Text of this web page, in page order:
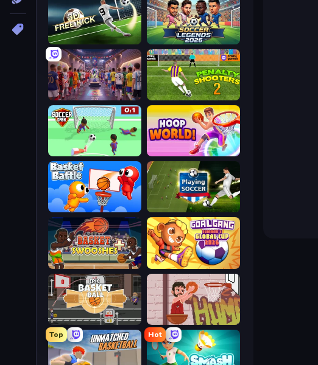
Soccer Legends 2026
Free Kick Classic (3D Free Kick)
Penalty Shooters 2
CG FC 26
Hoop World 3D
Soccer Dash
Playing Soccer
Basket Battle
Goal Gang
Basket Swooshes Plus
Basket Slam Dunk 2
Epic Basketball
Hot
Top